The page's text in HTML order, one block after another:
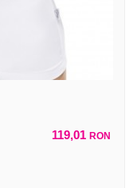
119,01 RON